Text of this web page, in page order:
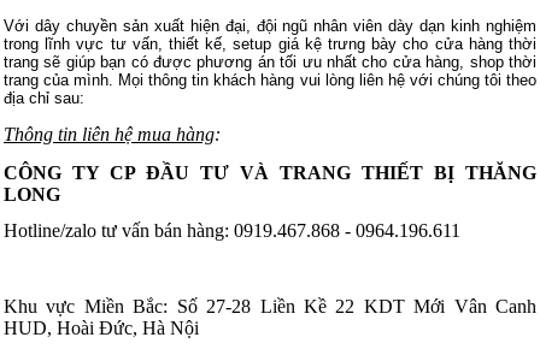
Với dây chuyền sản xuất hiện đại, đội ngũ nhân viên dày dạn kinh nghiệm
trong lĩnh vực tư vấn, thiết kế, setup giá kệ trưng bày cho cửa hàng thời
trang sẽ giúp bạn có được phương án tối ưu nhất cho cửa hàng, shop thời
trang của mình. Mọi thông tin khách hàng vui lòng liên hệ với chúng tôi theo
địa chỉ sau:
Thông tin liên hệ mua hàng:
CÔNG TY CP ĐẦU TƯ VÀ TRANG THIẾT BỊ THĂNG
LONG
Hotline/zalo tư vấn bán hàng: 0919.467.868 - 0964.196.611
Khu vực Miền Bắc: Số 27-28 Liền Kề 22 KDT Mới Vân Canh
HUD, Hoài Đức, Hà Nội